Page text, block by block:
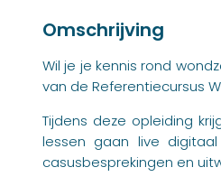
Omschrijving
Wil je je kennis rond
van de Referentiecursus
Tijdens deze opleiding
lessen gaan live
casusbesprekingen en